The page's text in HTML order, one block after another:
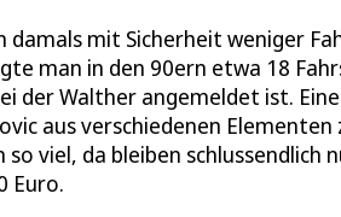
damals mit Sicherheit weniger
man in den 90ern etwa 18
der Walther angemeldet ist.
aus verschiedenen
viel, da bleiben
Euro.